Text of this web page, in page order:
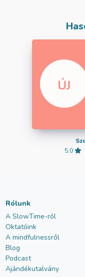
5.0
Rólunk
A SlowTime-ról
Oktatóink
A mindfulnessről
Blog
Podcast
Ajándékutalvány